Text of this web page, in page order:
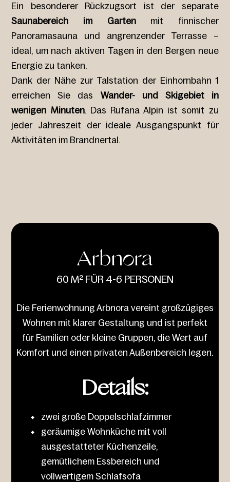
Ein besonderer Rückzugsort ist der separate
Saunabereich im Gartenmit finnischer
Panoramasauna und angrenzender Terrasse –
ideal, um nach aktiven Tagen in den Bergen neue
Energie zu tanken.
Dank der Nähe zur Talstation der Einhornbahn 1
erreichen Sie das Wander- und Skigebiet in
wenigen Minuten. Das Rufana Alpin ist somit zu
jeder Jahreszeit der ideale Ausgangspunkt für
Aktivitäten im Brandnertal.
Arbnora
60 M² FÜR 4-6 PERSONEN
Die Ferienwohnung Arbnora vereint großzügiges
Wohnen mit klarer Gestaltung und ist perfekt
für Familien oder kleine Gruppen, die Wert auf
Komfort und einen privaten Außenbereich legen.
Details:
zwei große Doppelschlafzimmer
geräumige Wohnküche mit voll
ausgestatteter Küchenzeile,
gemütlichem Essbereich und
vollwertigem Schlafsofa